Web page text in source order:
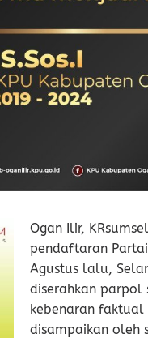
Ogan Ilir,
pendaftaran
Agustus lalu,
diserahkan parpol
kebenaran faktual
disampaikan oleh